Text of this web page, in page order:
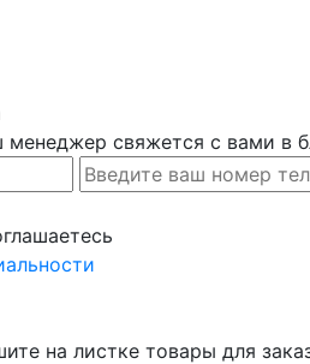
менеджер свяжется с вами в
на листке товары для